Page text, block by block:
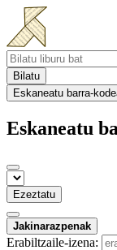
Bilatu
Eskaneatu barra-
Eskaneatu
Ezeztatu
Jakinarazpenak
Erabiltzaile-izena: